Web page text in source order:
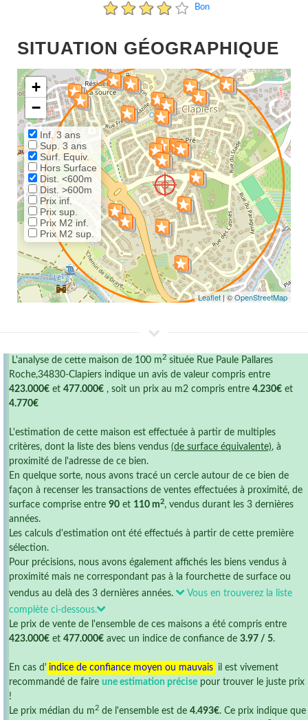
Bon
SITUATION GÉOGRAPHIQUE
+
−
Inf. 3 ans
Sup. 3 ans
Surf. Equiv.
Hors Surface
Dist. <600m
Dist. >600m
Prix inf.
Prix sup.
Prix M2 inf.
Prix M2 sup.
Leaflet| ©OpenStreetMap
L'analyse de cette maison de 100 m 2 située Rue Paule Pallares
Roche,34830-Clapiers indique un avis de valeur compris entre
423.000€ et 477.000€ , soit un prix au m2 compris entre 4.230€ et
4.770€
L'estimation de cette maison est effectuée à partir de multiples
critères, dont la liste des biens vendus (de surface équivalente), à
proximité de l'adresse de ce bien.
En quelque sorte, nous avons tracé un cercle autour de ce bien de
façon à recenser les transactions de ventes effectuées à proximité, de
surface comprise entre 90 et 110 m2, vendus durant les 3 dernières
années.
Les calculs d'estimation ont été effectués à partir de cette première
sélection.
Pour précisions, nous avons également affichés les biens vendus à
proximité mais ne correspondant pas à la fourchette de surface ou
vendus au delà des 3 dernières années.
Vous en trouverez la liste
complète ci-dessous.
Le prix de vente de l'ensemble de ces maisons a été compris entre
423.000€ et 477.000€ avec un indice de confiance de 3.97 / 5.
En cas d' indice de confiance moyen ou mauvais il est vivement
recommandé de faire une estimation précise pour trouver le juste prix
!
Le prix médian du m 2 de l'ensemble est de 4.493€. Ce prix indique que